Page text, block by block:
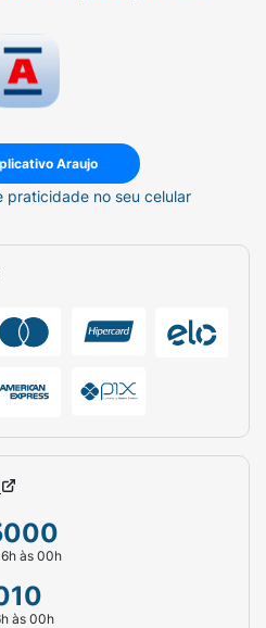
Araujo
praticidade no seu celular
às 00h
às 00h